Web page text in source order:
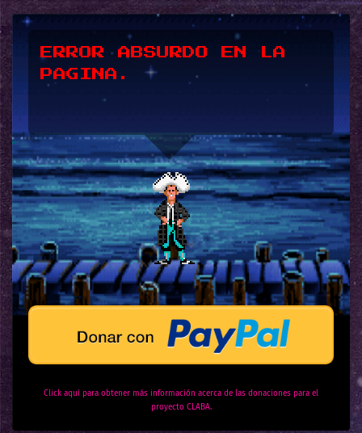
*UPSSS*
Click aquí para obtener más información acerca de las donaciones para el
proyecto CLABA.